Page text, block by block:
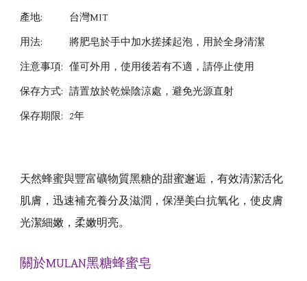
產地: 台灣MIT
用法: 將肥皂於手中加水搓揉起泡，用於全身清潔
注意事項: 僅可外用，使用後若有不適，請停止使用
保存方式: 請置放於乾燥陰涼處，避免光源直射
保存期限: 2年
天然蜂蜜與豐富礦物質黑糖的甜蜜邂逅，有效清潔活化
肌膚，迅速補充養分及滋潤，保溼美白抗氧化，使皮膚
光潔細嫩，柔嫩明亮。
關於MULAN黑糖蜂蜜皂